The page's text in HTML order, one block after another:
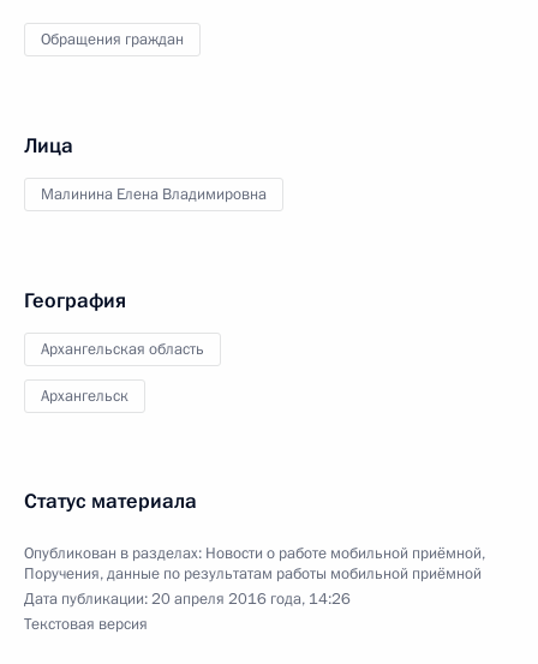
Обращения граждан
Лица
Малинина Елена Владимировна
География
Архангельская область
Архангельск
Статус материала
Опубликован в разделах: Новости о работе мобильной приёмной,
Поручения, данные по результатам работы мобильной приёмной
Дата публикации:20 апреля 2016 года, 14:26
Текстовая версия